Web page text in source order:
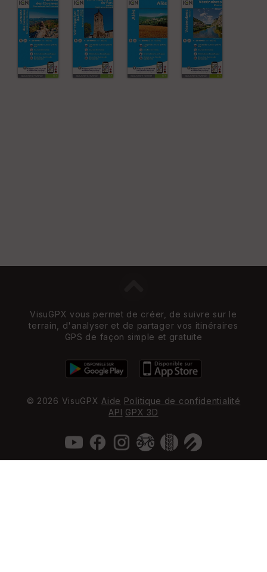
VisuGPX vous permet de créer, de suivre sur le
terrain, d'analyser et de partager vos itinéraires
GPS de façon simple et gratuite
© 2026 VisuGPX Aide Politique de confidentialité
API GPX 3D